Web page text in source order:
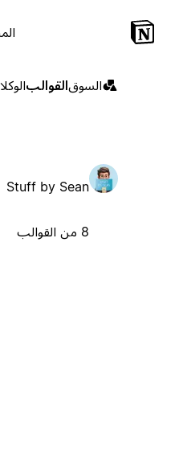
السوقالقوالب
Stuff by Sean
8 من القوالب